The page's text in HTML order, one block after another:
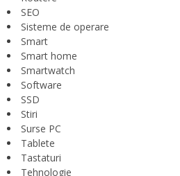
SEO
Sisteme de operare
Smart
Smart home
Smartwatch
Software
SSD
Stiri
Surse PC
Tablete
Tastaturi
Tehnologie